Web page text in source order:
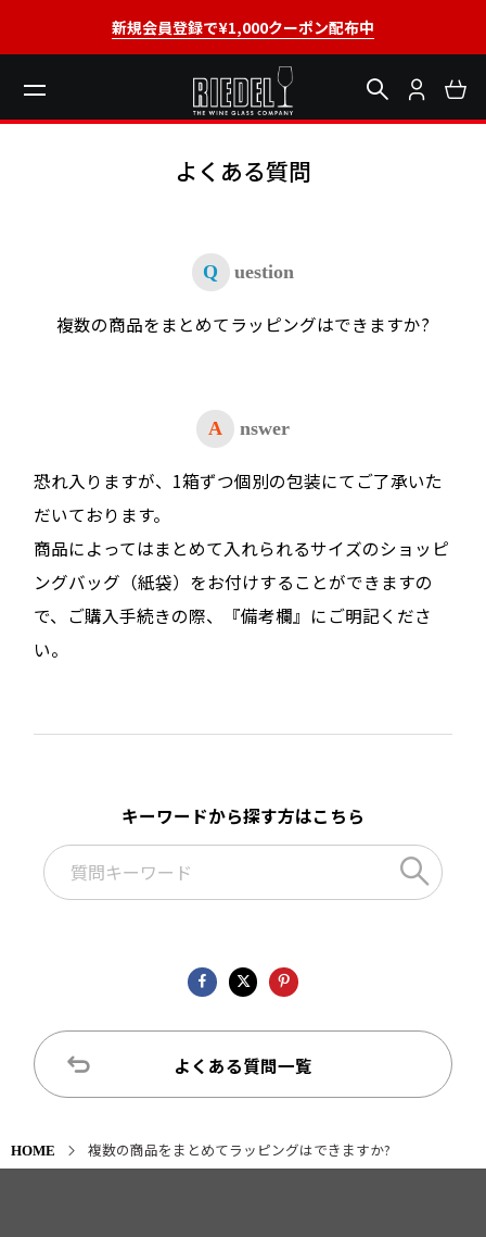
新規会員登録で¥1,000クーポン配布中
よくある質問
Q uestion
複数の商品をまとめてラッピングはできますか?
A nswer
恐れ入りますが、1箱ずつ個別の包装にてご了承いた
だいております。
商品によってはまとめて入れられるサイズのショッピ
ングバッグ（紙袋）をお付けすることができますの
で、ご購入手続きの際、『備考欄』にご明記くださ
い。
キーワードから探す方はこちら
よくある質問一覧
HOME 複数の商品をまとめてラッピングはできますか?